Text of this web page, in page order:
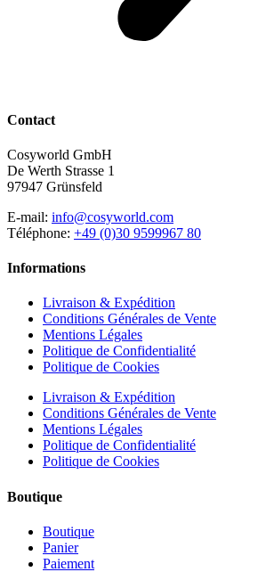
Contact
Cosyworld GmbH
De Werth Strasse 1
97947 Grünsfeld
E-mail: info@cosyworld.com
Téléphone: +49 (0)30 9599967 80
Informations
Livraison & Expédition
Conditions Générales de Vente
Mentions Légales
Politique de Confidentialité
Politique de Cookies
Livraison & Expédition
Conditions Générales de Vente
Mentions Légales
Politique de Confidentialité
Politique de Cookies
Boutique
Boutique
Panier
Paiement